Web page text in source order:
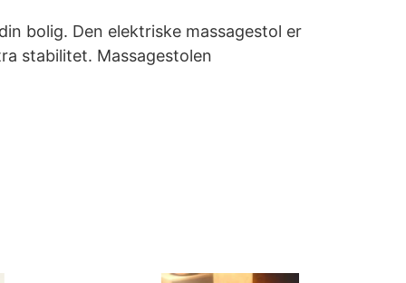
bolig. Den elektriske massagestol er
stabilitet. Massagestolen